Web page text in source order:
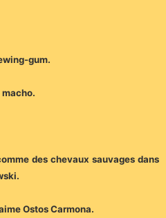
gum.
macho.
des chevaux sauvages dans
Ostos Carmona.